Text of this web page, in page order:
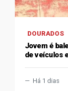
DOURADOS
Jovem é
de veículos
Há 1 dias